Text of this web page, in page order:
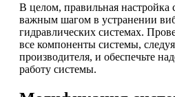
В целом, правильная настройка
важным шагом в устранении
гидравлических системах.
все компоненты системы,
производителя, и обеспечьте
работу системы.